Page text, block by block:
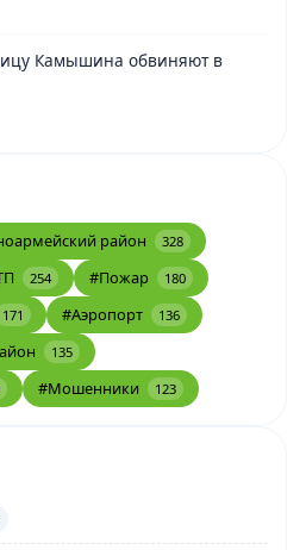
Камышина обвиняют в
район 328
254 #Пожар 180
171 #Аэропорт 136
135
#Мошенники 123